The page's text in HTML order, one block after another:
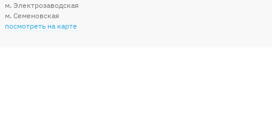
м. Электрозаводская
м. Семеновская
посмотреть на карте